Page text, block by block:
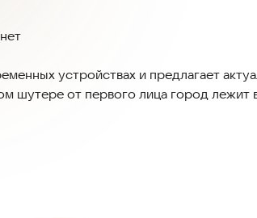
устройствах и предлагает
шутере от первого лица город лежит
в вертолёт и отбивайся от волн
— это огненная битва за